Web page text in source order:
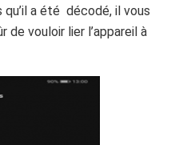
qu’il a été décodé, il vous
de vouloir lier l’appareil à